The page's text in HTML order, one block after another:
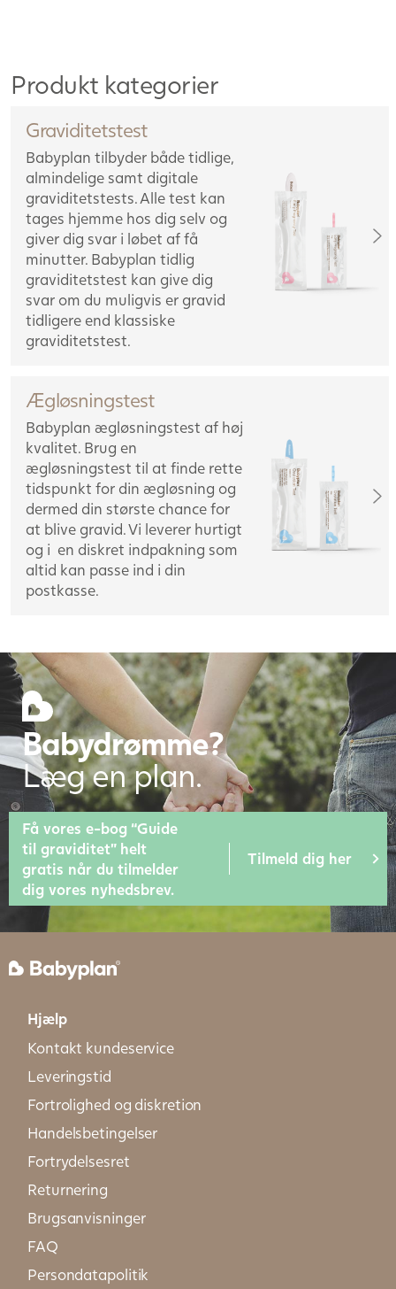
Produkt kategorier
Graviditetstest
Babyplan tilbyder både tidlige,
almindelige samt digitale
graviditetstests. Alle test kan
tages hjemme hos dig selv og
giver dig svar i løbet af få
minutter. Babyplan tidlig
graviditetstest kan give dig
svar om du muligvis er gravid
tidligere end klassiske
graviditetstest.
Ægløsningstest
Babyplan ægløsningstest af høj
kvalitet. Brug en
ægløsningstest til at finde rette
tidspunkt for din ægløsning og
dermed din største chance for
at blive gravid. Vi leverer hurtigt
og i en diskret indpakning som
altid kan passe ind i din
postkasse.
Babydrømme?
Læg en plan.
Få vores e-bog “Guide
til graviditet” helt
gratis når du tilmelder
dig vores nyhedsbrev.
Tilmeld dig her
Hjælp
Kontakt kundeservice
Leveringstid
Fortrolighed og diskretion
Handelsbetingelser
Fortrydelsesret
Returnering
Brugsanvisninger
FAQ
Persondatapolitik